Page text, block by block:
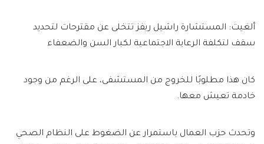
ألغيت: المستشارة راشيل ريفز تتخلى عن مقترحات لتحديد
سقف لتكلفة الرعاية الاجتماعية لكبار السن والضعفاء
كان هذا مطلوبًا للخروج من المستشفى، على الرغم من وجود
خادمة تعيش معها.
وتحدث حزب العمال باستمرار عن الضغوط على النظام الصحي